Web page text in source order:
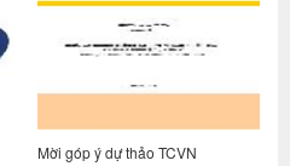
Mời góp ý dự thảo TCVN